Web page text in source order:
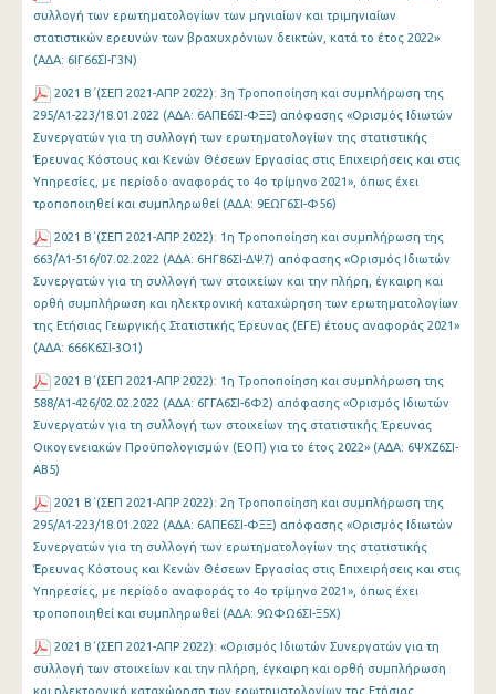
συλλογή των ερωτηματολογίων των μηνιαίων και τριμηνιαίων
στατιστικών ερευνών των βραχυχρόνιων δεικτών, κατά το έτος 2022»
(ΑΔΑ: 6IΓ66ΣΙ-Γ3Ν)
2021 Β΄(ΣΕΠ 2021-ΑΠΡ 2022): 3η Τροποποίηση και συμπλήρωση της
295/Α1-223/18.01.2022 (ΑΔΑ: 6ΑΠΕ6ΣΙ-ΦΞΞ) απόφασης «Ορισμός Ιδιωτών
Συνεργατών για τη συλλογή των ερωτηματολογίων της στατιστικής
Έρευνας Κόστους και Κενών Θέσεων Εργασίας στις Επιχειρήσεις και στις
Υπηρεσίες, με περίοδο αναφοράς το 4ο τρίμηνο 2021», όπως έχει
τροποποιηθεί και συμπληρωθεί (ΑΔΑ: 9ΕΩΓ6ΣΙ-Φ56)
2021 Β΄(ΣΕΠ 2021-ΑΠΡ 2022): 1η Τροποποίηση και συμπλήρωση της
663/Α1-516/07.02.2022 (ΑΔΑ: 6ΗΓ86ΣΙ-ΔΨ7) απόφασης «Ορισμός Ιδιωτών
Συνεργατών για τη συλλογή των στοιχείων και την πλήρη, έγκαιρη και
ορθή συμπλήρωση και ηλεκτρονική καταχώρηση των ερωτηματολογίων
της Ετήσιας Γεωργικής Στατιστικής Έρευνας (ΕΓΕ) έτους αναφοράς 2021»
(ΑΔΑ: 666Κ6ΣΙ-3Ο1)
2021 Β΄(ΣΕΠ 2021-ΑΠΡ 2022): 1η Τροποποίηση και συμπλήρωση της
588/Α1-426/02.02.2022 (ΑΔΑ: 6ΓΓΑ6ΣΙ-6Φ2) απόφασης «Ορισμός Ιδιωτών
Συνεργατών για τη συλλογή των στοιχείων της στατιστικής Έρευνας
Οικογενειακών Προϋπολογισμών (ΕΟΠ) για το έτος 2022» (ΑΔΑ: 6ΨΧΖ6ΣΙ-
ΑΒ5)
2021 Β΄(ΣΕΠ 2021-ΑΠΡ 2022): 2η Τροποποίηση και συμπλήρωση της
295/Α1-223/18.01.2022 (ΑΔΑ: 6ΑΠΕ6ΣΙ-ΦΞΞ) απόφασης «Ορισμός Ιδιωτών
Συνεργατών για τη συλλογή των ερωτηματολογίων της στατιστικής
Έρευνας Κόστους και Κενών Θέσεων Εργασίας στις Επιχειρήσεις και στις
Υπηρεσίες, με περίοδο αναφοράς το 4ο τρίμηνο 2021», όπως έχει
τροποποιηθεί και συμπληρωθεί (ΑΔΑ: 9ΩΦΩ6ΣΙ-Ξ5Χ)
2021 Β΄(ΣΕΠ 2021-ΑΠΡ 2022): «Ορισμός Ιδιωτών Συνεργατών για τη
συλλογή των στοιχείων και την πλήρη, έγκαιρη και ορθή συμπλήρωση
και ηλεκτρονική καταχώρηση των ερωτηματολογίων της Ετήσιας